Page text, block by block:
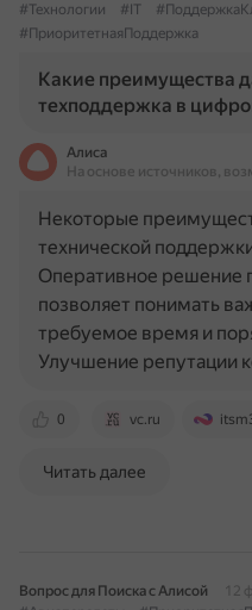
#Технологии
#IT
#ПриоритетнаяПоддержка
Какие преимущества
техподдержка в
Алиса
На основе источников,
0 vc.ru
Некоторые
технической
Оперативное решение
позволяет понимать
требуемое время и
Улучшение репутации
Читать далее
Вопрос для Поиска с Алисой
12